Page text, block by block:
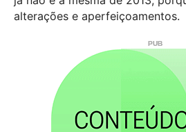
alterações e aperfeiçoamentos.